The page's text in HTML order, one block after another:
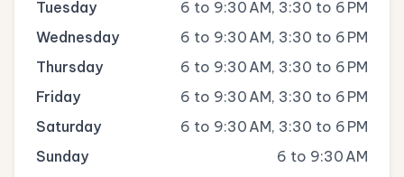
Tuesday
6 to 9:30 AM, 3:30 to 6 PM
Wednesday
6 to 9:30 AM, 3:30 to 6 PM
Thursday
6 to 9:30 AM, 3:30 to 6 PM
Friday
6 to 9:30 AM, 3:30 to 6 PM
Saturday
6 to 9:30 AM, 3:30 to 6 PM
Sunday
6 to 9:30 AM